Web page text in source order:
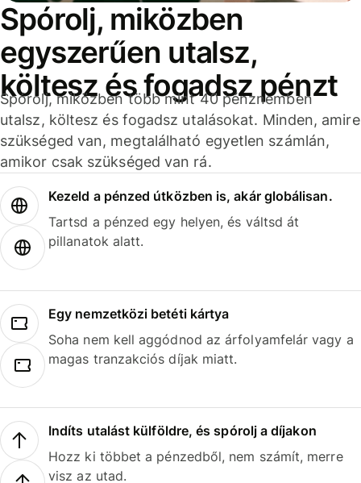
Spórolj, miközben
egyszerűen utalsz,
költesz és fogadsz pénzt
Spórolj, miközben több mint 40 pénznemben
utalsz, költesz és fogadsz utalásokat. Minden, amire
szükséged van, megtalálható egyetlen számlán,
amikor csak szükséged van rá.
Kezeld a pénzed útközben is, akár globálisan.
Tartsd a pénzed egy helyen, és váltsd át
pillanatok alatt.
Egy nemzetközi betéti kártya
Soha nem kell aggódnod az árfolyamfelár vagy a
magas tranzakciós díjak miatt.
Indíts utalást külföldre, és spórolj a díjakon
Hozz ki többet a pénzedből, nem számít, merre
visz az utad.